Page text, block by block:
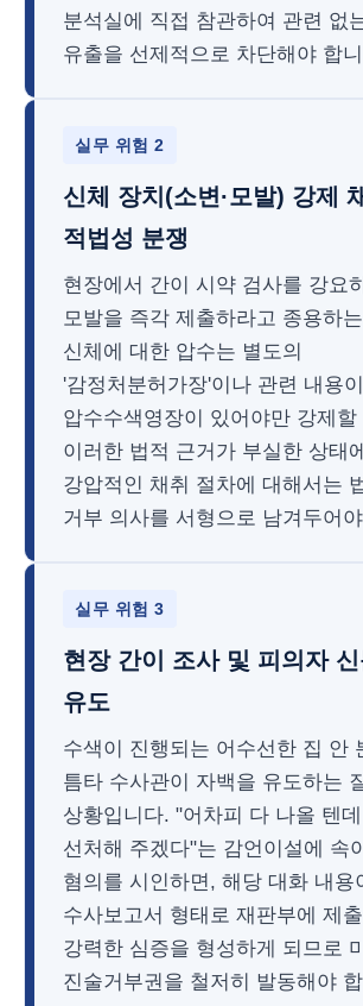
분석실에 직접 참관하여 관련 없
유출을 선제적으로 차단해야 합
실무 위험 2
신체 장치(소변·모발) 강제
적법성 분쟁
현장에서 간이 시약 검사를 강요
모발을 즉각 제출하라고 종용하
신체에 대한 압수는 별도의
'감정처분허가장'이나 관련 내용
압수수색영장이 있어야만 강제
이러한 법적 근거가 부실한 상태
강압적인 채취 절차에 대해서는
거부 의사를 서형으로 남겨두어
실무 위험 3
현장 간이 조사 및 피의자 신
유도
수색이 진행되는 어수선한 집 안
틈타 수사관이 자백을 유도하는
상황입니다. "어차피 다 나올 텐
선처해 주겠다"는 감언이설에 속
혐의를 시인하면, 해당 대화 내용
수사보고서 형태로 재판부에 제
강력한 심증을 형성하게 되므로
진술거부권을 철저히 발동해야